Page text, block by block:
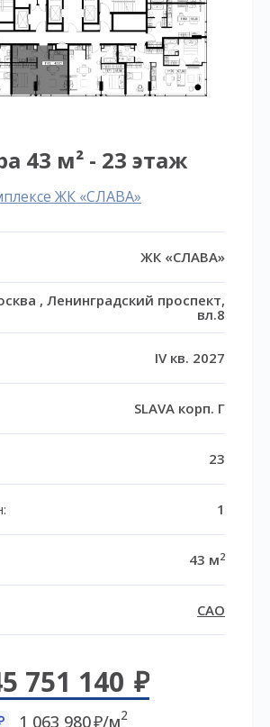
43 м² - 23 этаж
ЖК «СЛАВА»
ЖК «СЛАВА»
, Ленинградский проспект,
вл.8
IV кв. 2027
SLAVA корп. Г
23
1
43 м2
САО
751 140
1 063 980 /м2